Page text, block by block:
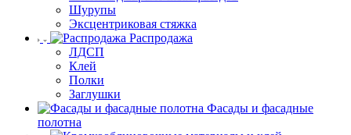
Шурупы
Эксцентриковая стяжка
Распродажа
ЛДСП
Клей
Полки
Заглушки
Фасады и фасадные
полотна